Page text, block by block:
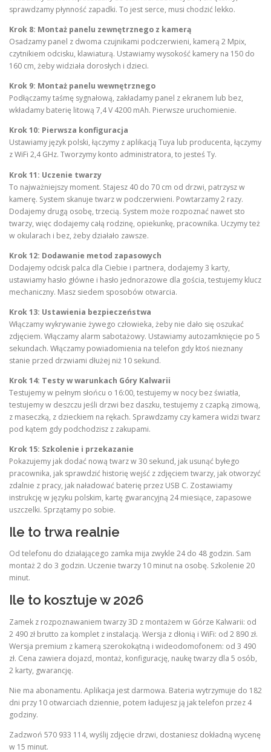
sprawdzamy płynność zapadki. To jest serce, musi chodzić lekko.
Krok 8: Montaż panelu zewnętrznego z kamerą
Osadzamy panel z dwoma czujnikami podczerwieni, kamerą 2 Mpix,
czytnikiem odcisku, klawiaturą. Ustawiamy wysokość kamery na 150 do
160 cm, żeby widziała dorosłych i dzieci.
Krok 9: Montaż panelu wewnętrznego
Podłączamy taśmę sygnałową, zakładamy panel z ekranem lub bez,
wkładamy baterię litową 7,4 V 4200 mAh. Pierwsze uruchomienie.
Krok 10: Pierwsza konfiguracja
Ustawiamy język polski, łączymy z aplikacją Tuya lub producenta, łączymy
z WiFi 2,4 GHz. Tworzymy konto administratora, to jesteś Ty.
Krok 11: Uczenie twarzy
To najważniejszy moment. Stajesz 40 do 70 cm od drzwi, patrzysz w
kamerę. System skanuje twarz w podczerwieni. Powtarzamy 2 razy.
Dodajemy drugą osobę, trzecią. System może rozpoznać nawet sto
twarzy, więc dodajemy całą rodzinę, opiekunkę, pracownika. Uczymy też
w okularach i bez, żeby działało zawsze.
Krok 12: Dodawanie metod zapasowych
Dodajemy odcisk palca dla Ciebie i partnera, dodajemy 3 karty,
ustawiamy hasło główne i hasło jednorazowe dla gościa, testujemy klucz
mechaniczny. Masz siedem sposobów otwarcia.
Krok 13: Ustawienia bezpieczeństwa
Włączamy wykrywanie żywego człowieka, żeby nie dało się oszukać
zdjęciem. Włączamy alarm sabotażowy. Ustawiamy autozamknięcie po 5
sekundach. Włączamy powiadomienia na telefon gdy ktoś nieznany
stanie przed drzwiami dłużej niż 10 sekund.
Krok 14: Testy w warunkach Góry Kalwarii
Testujemy w pełnym słońcu o 16:00, testujemy w nocy bez światła,
testujemy w deszczu jeśli drzwi bez daszku, testujemy z czapką zimową,
z maseczką, z dzieckiem na rękach. Sprawdzamy czy kamera widzi twarz
pod kątem gdy podchodzisz z zakupami.
Krok 15: Szkolenie i przekazanie
Pokazujemy jak dodać nową twarz w 30 sekund, jak usunąć byłego
pracownika, jak sprawdzić historię wejść z zdjęciem twarzy, jak otworzyć
zdalnie z pracy, jak naładować baterię przez USB C. Zostawiamy
instrukcję w języku polskim, kartę gwarancyjną 24 miesiące, zapasowe
uszczelki. Sprzątamy po sobie.
Ile to trwa realnie
Od telefonu do działającego zamka mija zwykle 24 do 48 godzin. Sam
montaż 2 do 3 godzin. Uczenie twarzy 10 minut na osobę. Szkolenie 20
minut.
Ile to kosztuje w 2026
Zamek z rozpoznawaniem twarzy 3D z montażem w Górze Kalwarii: od
2 490 zł brutto za komplet z instalacją. Wersja z dłonią i WiFi: od 2 890 zł.
Wersja premium z kamerą szerokokątną i wideodomofonem: od 3 490
zł. Cena zawiera dojazd, montaż, konfigurację, naukę twarzy dla 5 osób,
2 karty, gwarancję.
Nie ma abonamentu. Aplikacja jest darmowa. Bateria wytrzymuje do 182
dni przy 10 otwarciach dziennie, potem ładujesz ją jak telefon przez 4
godziny.
Zadzwoń 570 933 114, wyślij zdjęcie drzwi, dostaniesz dokładną wycenę
w 15 minut.